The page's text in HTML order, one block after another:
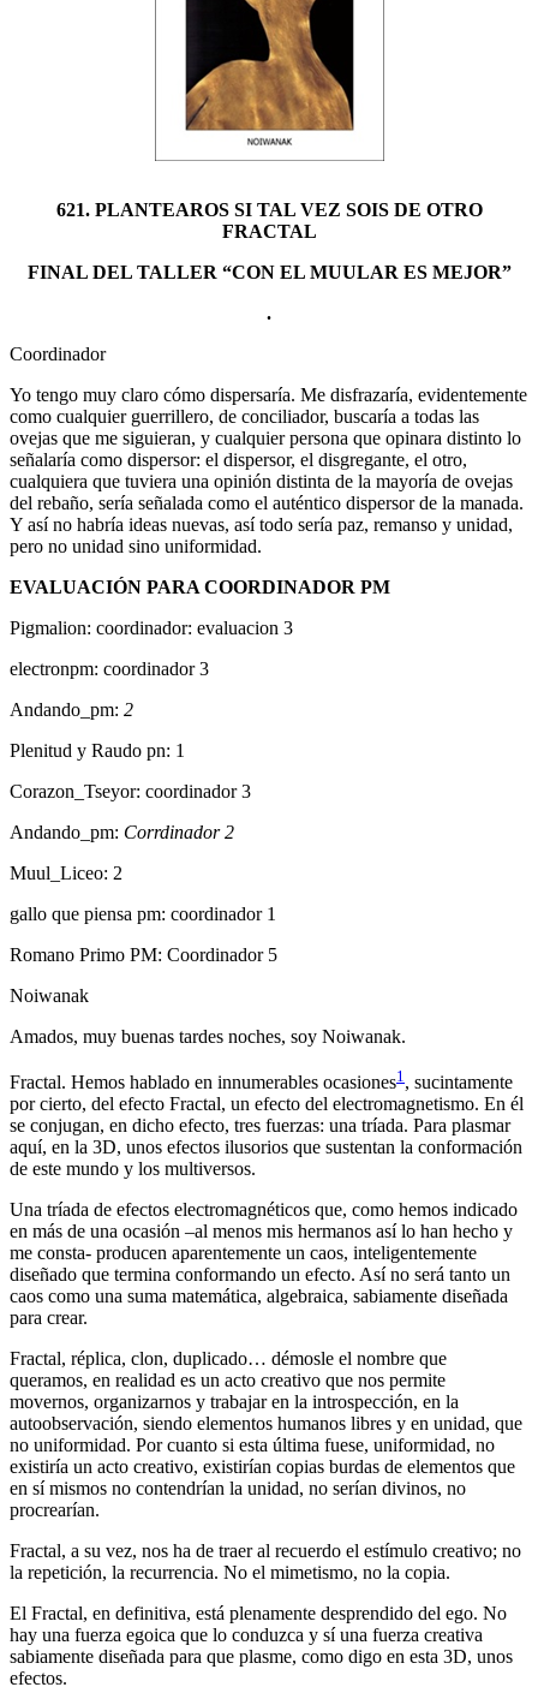
621. PLANTEAROS SI TAL VEZ SOIS DE OTRO
FRACTAL
FINAL DEL TALLER “CON EL MUULAR ES MEJOR”
.
Coordinador
Yo tengo muy claro cómo dispersaría. Me disfrazaría, evidentemente
como cualquier guerrillero, de conciliador, buscaría a todas las
ovejas que me siguieran, y cualquier persona que opinara distinto lo
señalaría como dispersor: el dispersor, el disgregante, el otro,
cualquiera que tuviera una opinión distinta de la mayoría de ovejas
del rebaño, sería señalada como el auténtico dispersor de la manada.
Y así no habría ideas nuevas, así todo sería paz, remanso y unidad,
pero no unidad sino uniformidad.
EVALUACIÓN PARA COORDINADOR PM
Pigmalion: coordinador: evaluacion 3
electronpm: coordinador 3
Andando_pm: 2
Plenitud y Raudo pn: 1
Corazon_Tseyor: coordinador 3
Andando_pm: Corrdinador 2
Muul_Liceo: 2
gallo que piensa pm: coordinador 1
Romano Primo PM: Coordinador 5
Noiwanak
Amados, muy buenas tardes noches, soy Noiwanak.
Fractal. Hemos hablado en innumerables ocasiones1 , sucintamente
por cierto, del efecto Fractal, un efecto del electromagnetismo. En él
se conjugan, en dicho efecto, tres fuerzas: una tríada. Para plasmar
aquí, en la 3D, unos efectos ilusorios que sustentan la conformación
de este mundo y los multiversos.
Una tríada de efectos electromagnéticos que, como hemos indicado
en más de una ocasión –al menos mis hermanos así lo han hecho y
me consta- producen aparentemente un caos, inteligentemente
diseñado que termina conformando un efecto. Así no será tanto un
caos como una suma matemática, algebraica, sabiamente diseñada
para crear.
Fractal, réplica, clon, duplicado… démosle el nombre que
queramos, en realidad es un acto creativo que nos permite
movernos, organizarnos y trabajar en la introspección, en la
autoobservación, siendo elementos humanos libres y en unidad, que
no uniformidad. Por cuanto si esta última fuese, uniformidad, no
existiría un acto creativo, existirían copias burdas de elementos que
en sí mismos no contendrían la unidad, no serían divinos, no
procrearían.
Fractal, a su vez, nos ha de traer al recuerdo el estímulo creativo; no
la repetición, la recurrencia. No el mimetismo, no la copia.
El Fractal, en definitiva, está plenamente desprendido del ego. No
hay una fuerza egoica que lo conduzca y sí una fuerza creativa
sabiamente diseñada para que plasme, como digo en esta 3D, unos
efectos.